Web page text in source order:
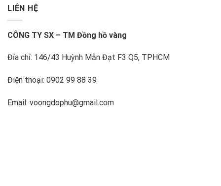
LIÊN HỆ
CÔNG TY SX – TM Đồng hồ vàng
Đỉa chỉ: 146/43 Huỳnh Mẫn Đạt F3 Q5, TPHCM
Điện thoại: 0902 99 88 39
Email: voongdophu@gmail.com